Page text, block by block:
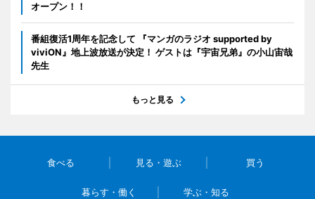
オープン！！
番組復活1周年を記念して 『マンガのラジオ supported by
viviON』地上波放送が決定！ ゲストは『宇宙兄弟』の小山宙哉
先生
もっと見る
食べる 見る・遊ぶ 買う
暮らす・働く 学ぶ・知る